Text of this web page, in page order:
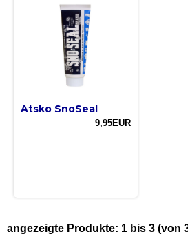
Atsko SnoSeal
9,95EUR
angezeigte Produkte: 1 bis 3 (von